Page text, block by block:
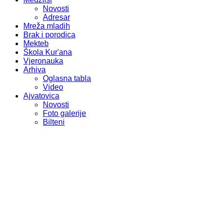
Novosti
Adresar
Mreža mladih
Brak i porodica
Mekteb
Škola Kur'ana
Vjeronauka
Arhiva
Oglasna tabla
Video
Ajvatovica
Novosti
Foto galerije
Bilteni